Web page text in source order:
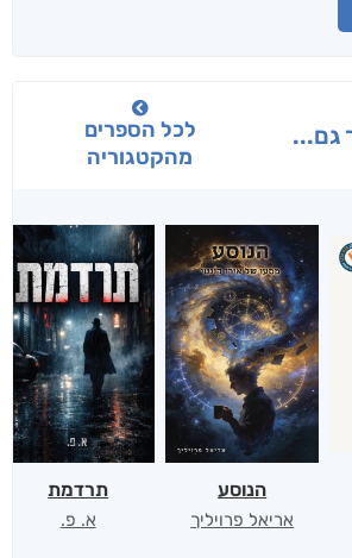
גם...
לכל הספרים
מהקטגוריה
הנוסע
אריאל פרויליך
תרדמת
א. פ.